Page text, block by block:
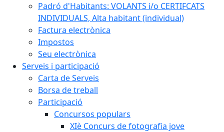
Padró d'Habitants: VOLANTS i/o CERTIFCATS
INDIVIDUALS, Alta habitant (individual)
Factura electrònica
Impostos
Seu electrònica
Serveis i participació
Carta de Serveis
Borsa de treball
Participació
Concursos populars
XIè Concurs de fotografia jove